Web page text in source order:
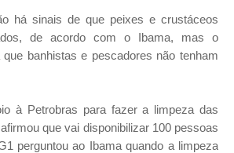
há sinais de que peixes e crustáceos
de acordo com o Ibama, mas o
que banhistas e pescadores não tenham
à Petrobras para fazer a limpeza das
que vai disponibilizar 100 pessoas
perguntou ao Ibama quando a limpeza